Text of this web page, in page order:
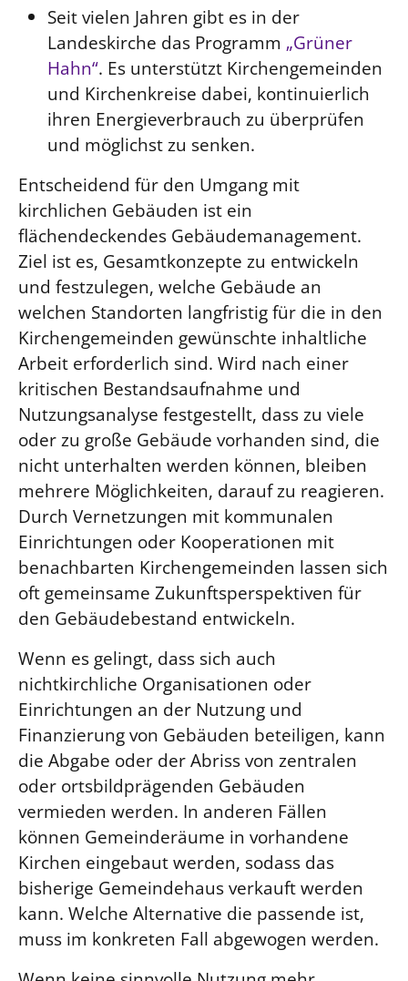
Seit vielen Jahren gibt es in der
Landeskirche das Programm „Grüner
Hahn“. Es unterstützt Kirchengemeinden
und Kirchenkreise dabei, kontinuierlich
ihren Energieverbrauch zu überprüfen
und möglichst zu senken.
Entscheidend für den Umgang mit
kirchlichen Gebäuden ist ein
flächendeckendes Gebäudemanagement.
Ziel ist es, Gesamtkonzepte zu entwickeln
und festzulegen, welche Gebäude an
welchen Standorten langfristig für die in den
Kirchengemeinden gewünschte inhaltliche
Arbeit erforderlich sind. Wird nach einer
kritischen Bestandsaufnahme und
Nutzungsanalyse festgestellt, dass zu viele
oder zu große Gebäude vorhanden sind, die
nicht unterhalten werden können, bleiben
mehrere Möglichkeiten, darauf zu reagieren.
Durch Vernetzungen mit kommunalen
Einrichtungen oder Kooperationen mit
benachbarten Kirchengemeinden lassen sich
oft gemeinsame Zukunftsperspektiven für
den Gebäudebestand entwickeln.
Wenn es gelingt, dass sich auch
nichtkirchliche Organisationen oder
Einrichtungen an der Nutzung und
Finanzierung von Gebäuden beteiligen, kann
die Abgabe oder der Abriss von zentralen
oder ortsbildprägenden Gebäuden
vermieden werden. In anderen Fällen
können Gemeinderäume in vorhandene
Kirchen eingebaut werden, sodass das
bisherige Gemeindehaus verkauft werden
kann. Welche Alternative die passende ist,
muss im konkreten Fall abgewogen werden.
Kantine Speiseplan
Kirchliches Amtsblatt
Kirchliche Verwaltung
Klimaschutzgesetz
Kunstreferat
Öffentlichkeitsarbeit
Personalausschuss
Projektmanagement
Recht
Terminstundenplaner